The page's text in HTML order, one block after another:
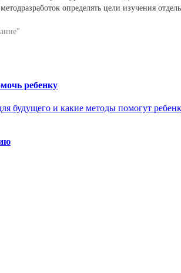
определять цели изучения
тем и уроков исходя из содержания,
в программах и учебниках.…
ребенку